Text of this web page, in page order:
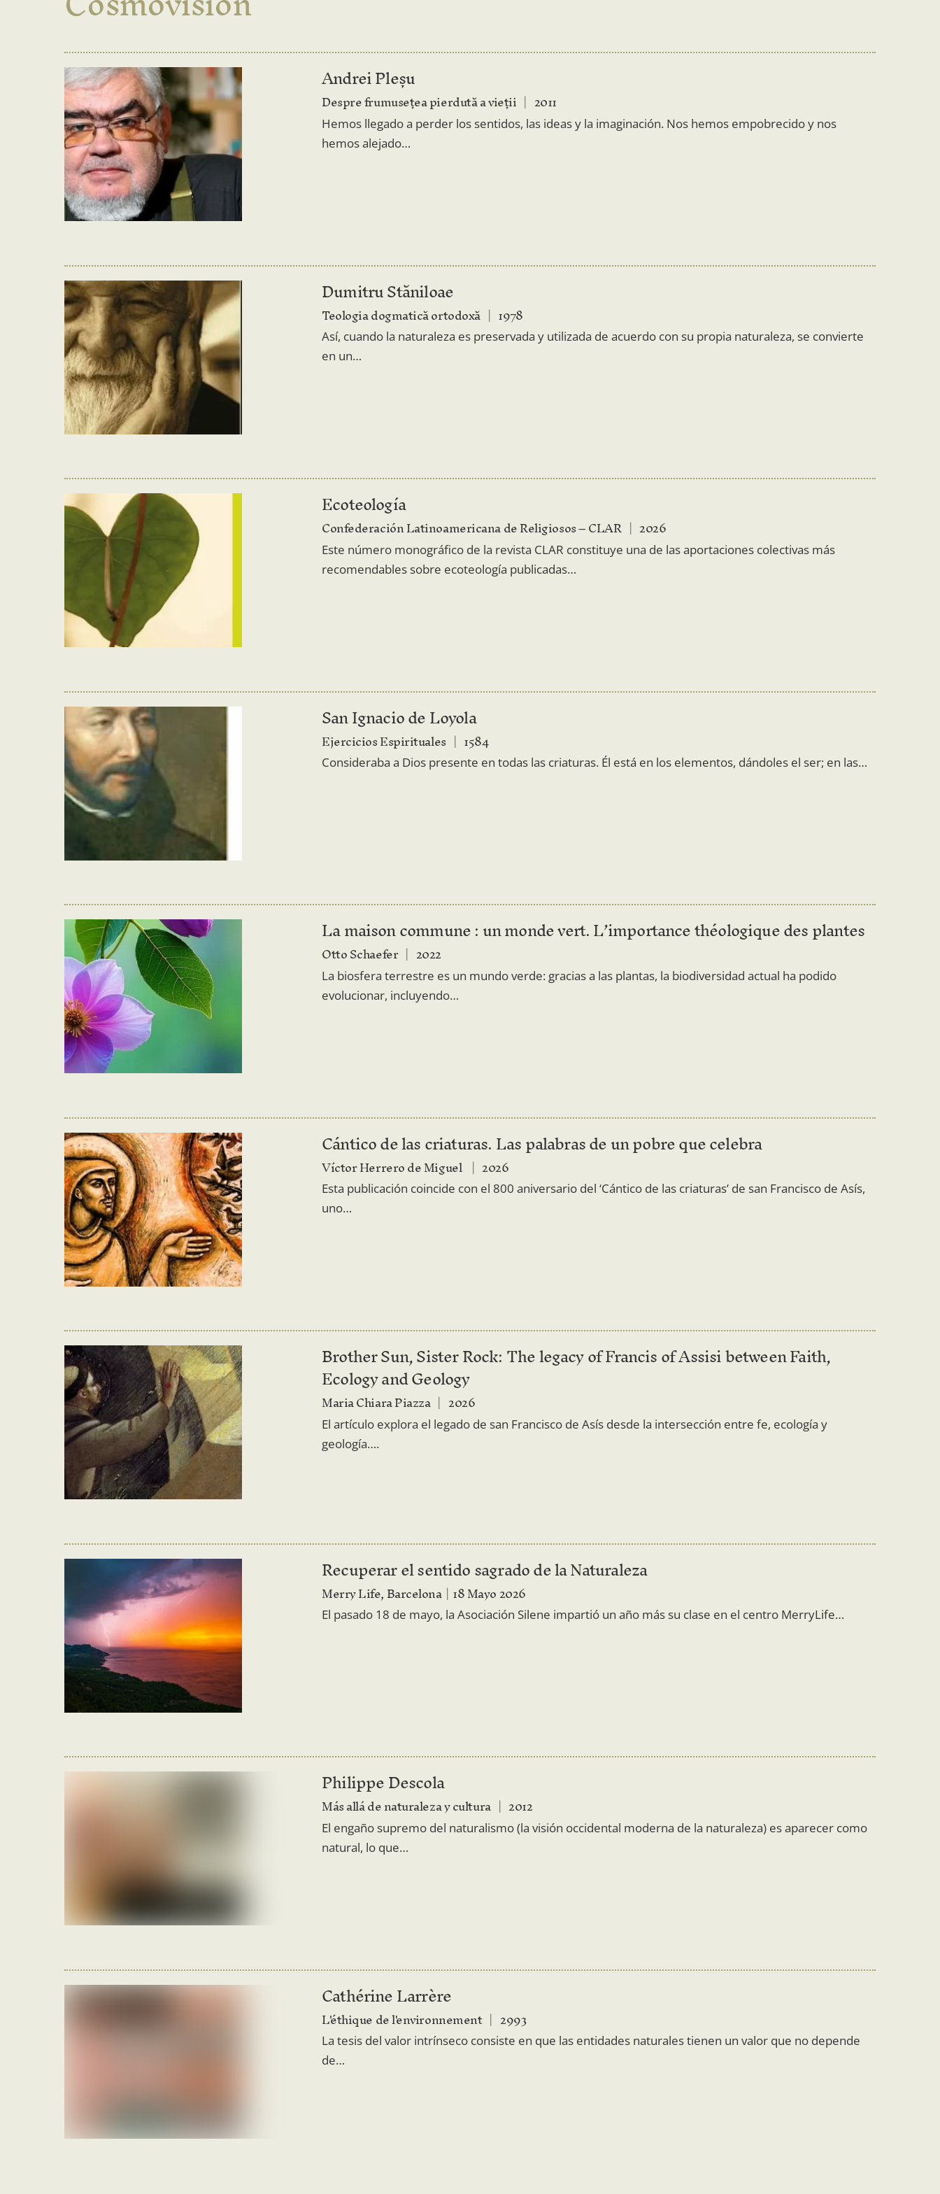
Andrei Pleșu
Despre frumusețea pierdută a vieții 2011
Hemos llegado a perder los sentidos, las ideas y la imaginación. Nos hemos empobrecido y nos
hemos alejado…
Dumitru Stăniloae
Teologia dogmatică ortodoxă 1978
Así, cuando la naturaleza es preservada y utilizada de acuerdo con su propia naturaleza, se convierte
en un…
Ecoteología
Confederación Latinoamericana de Religiosos – CLAR 2026
Este número monográfico de la revista CLAR constituye una de las aportaciones colectivas más
recomendables sobre ecoteología publicadas…
San Ignacio de Loyola
Ejercicios Espirituales 1584
Consideraba a Dios presente en todas las criaturas. Él está en los elementos, dándoles el ser; en las…
La maison commune : un monde vert. L’importance théologique des plantes
Otto Schaefer 2022
La biosfera terrestre es un mundo verde: gracias a las plantas, la biodiversidad actual ha podido
evolucionar, incluyendo…
Cántico de las criaturas. Las palabras de un pobre que celebra
Víctor Herrero de Miguel 2026
Esta publicación coincide con el 800 aniversario del ‘Cántico de las criaturas’ de san Francisco de Asís,
uno…
Brother Sun, Sister Rock: The legacy of Francis of Assisi between Faith,
Ecology and Geology
Maria Chiara Piazza 2026
El artículo explora el legado de san Francisco de Asís desde la intersección entre fe, ecología y
geología….
Recuperar el sentido sagrado de la Naturaleza
Merry Life, Barcelona 18 Mayo 2026
El pasado 18 de mayo, la Asociación Silene impartió un año más su clase en el centro MerryLife…
Philippe Descola
Más allá de naturaleza y cultura 2012
El engaño supremo del naturalismo (la visión occidental moderna de la naturaleza) es aparecer como
natural, lo que…
Cathérine Larrère
L'éthique de l'environnement 2993
La tesis del valor intrínseco consiste en que las entidades naturales tienen un valor que no depende
de…